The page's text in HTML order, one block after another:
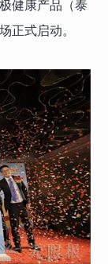
健康产品（泰
正式启动。